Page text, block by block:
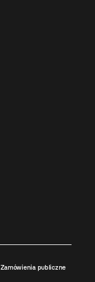
Zamówienia publiczne